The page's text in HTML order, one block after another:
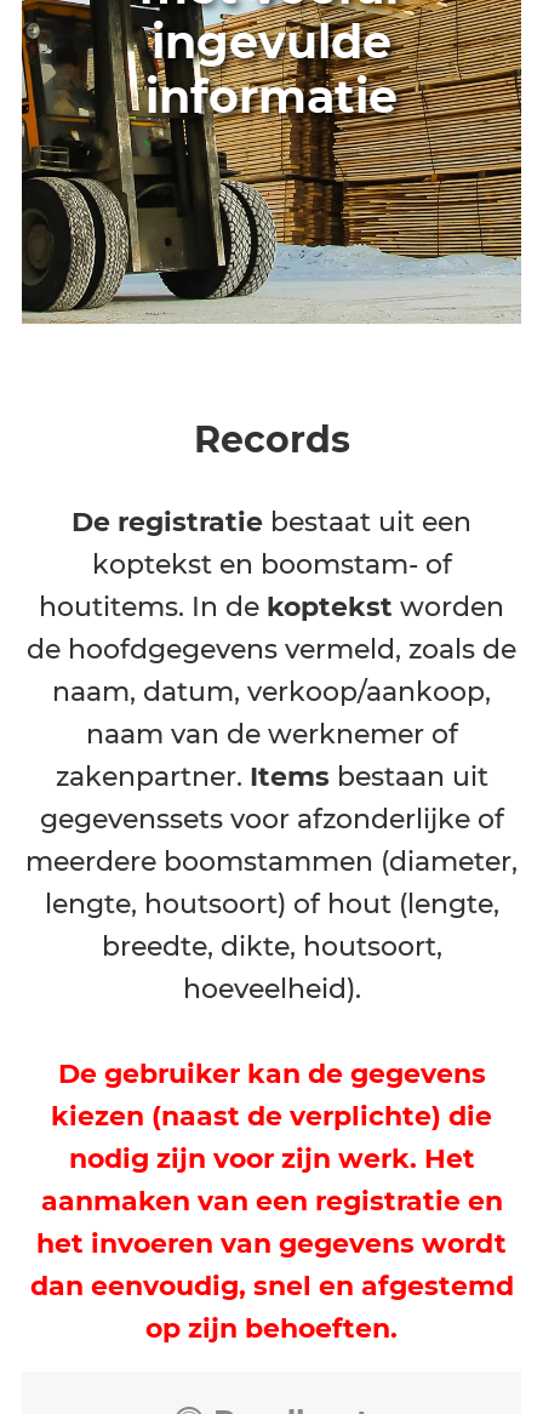
Snelle en
eenvoudige
gegevensinvoer
met vooraf
ingevulde
informatie
Records
De registratie bestaat uit een
koptekst en boomstam- of
houtitems. In dekoptekstworden
de hoofdgegevens vermeld, zoals de
naam, datum, verkoop/aankoop,
naam van de werknemer of
zakenpartner.Itemsbestaan uit
meerdere boomstammen (diameter,
lengte, houtsoort) of hout (lengte,
breedte, dikte, houtsoort,
hoeveelheid).
De gebruiker kan de gegevens
kiezen (naast de verplichte) die
aanmaken van een registratie en